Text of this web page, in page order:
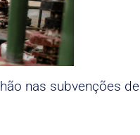
nas subvenções de